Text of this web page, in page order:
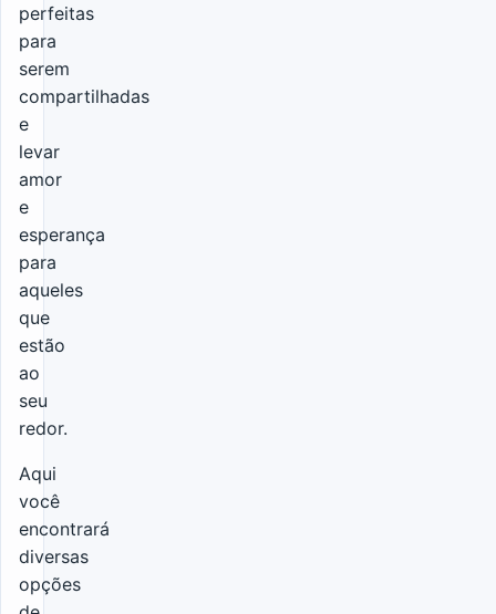
perfeitas
para
serem
compartilhadas
e
levar
amor
e
esperança
para
aqueles
que
estão
ao
seu
redor.
Aqui
você
encontrará
diversas
opções